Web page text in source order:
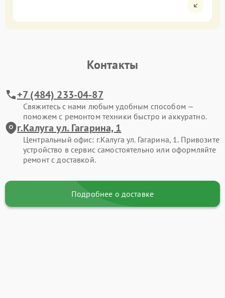
Контакты
+7 (484) 233-04-87
Свяжитесь с нами любым удобным способом —
поможем с ремонтом техники быстро и аккуратно.
г.Калуга ул. Гагарина, 1
Центральный офис: г.Калуга ул. Гагарина, 1. Привозите
устройство в сервис самостоятельно или оформляйте
ремонт с доставкой.
Подробнее о доставке